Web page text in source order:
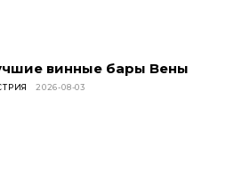
винные бары Вены
2026-08-03